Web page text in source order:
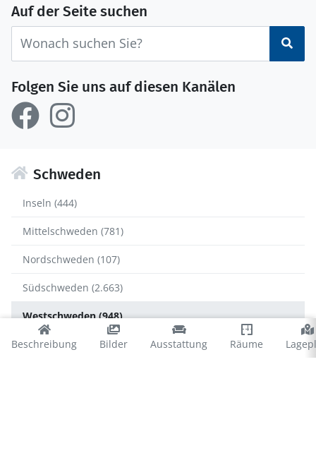
Beschreibung Bilder Ausstattung Räume
Auf der Seite suchen
Folgen Sie uns auf diesen Kanälen
Schweden
Inseln (444)
Mittelschweden (781)
Nordschweden (107)
Südschweden (2.663)
Westschweden (948)
Westschweden